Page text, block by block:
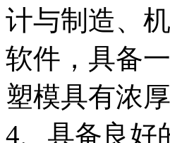
计与制造、
软件，具备
塑模具有浓
4、具备良好